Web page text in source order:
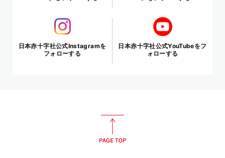
日本赤十字社公式Instagramを
フォローする
日本赤十字社公式YouTubeをフ
ォローする